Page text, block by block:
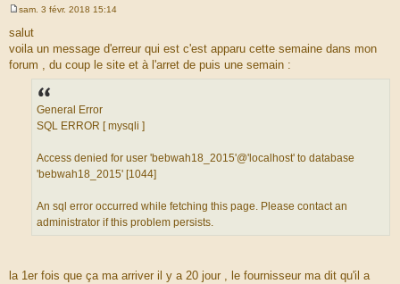
e
s
s
g
sam. 3 févr. 2018 15:14
salut
voila un message d'erreur qui est c'est apparu cette semaine dans mon
forum , du coup le site et à l'arret de puis une semain :
General Error
SQL ERROR [ mysqli ]
Access denied for user 'bebwah18_2015'@'localhost' to database
'bebwah18_2015' [1044]
An sql error occurred while fetching this page. Please contact an
administrator if this problem persists.
la 1er fois que ça ma arriver il y a 20 jour , le fournisseur ma dit qu'il a